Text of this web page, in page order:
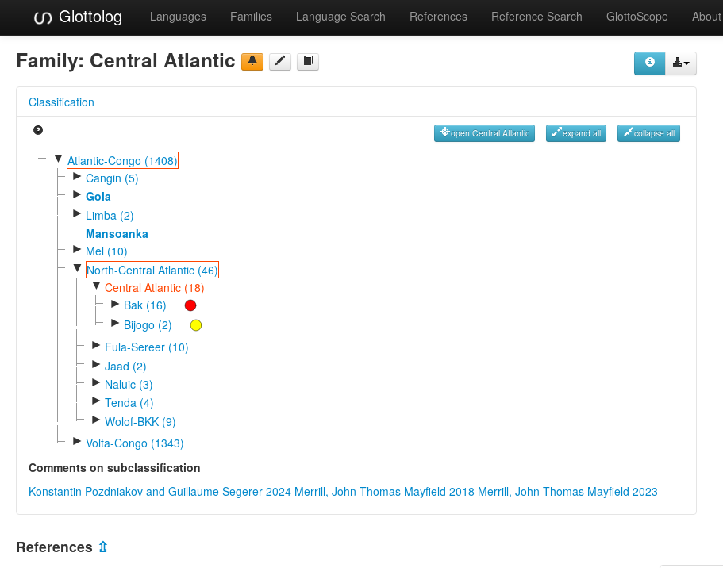
Glottolog Languages Families Language Search References Reference Search GlottoScope About
Family: Central Atlantic
Classification
open Central Atlantic expand all collapse all
▼ Atlantic-Congo (1408)
► Cangin (5)
► Gola
► Limba (2)
Mansoanka
► Mel (10)
▼ North-Central Atlantic (46)
▼ Central Atlantic (18)
► Bak (16)
► Bijogo (2)
► Fula-Sereer (10)
► Jaad (2)
► Naluic (3)
► Tenda (4)
► Wolof-BKK (9)
► Volta-Congo (1343)
Comments on subclassification
Konstantin Pozdniakov and Guillaume Segerer 2024 Merrill, John Thomas Mayfield 2018 Merrill, John Thomas Mayfield 2023
References ⇫